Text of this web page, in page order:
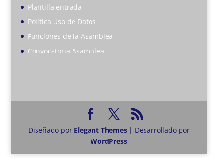
Plantilla entrada
Política Uso de Datos
Funciones de la Asamblea
Convocatoria Asamblea
Diseñado por Elegant Themes| Desarrollado por
WordPress